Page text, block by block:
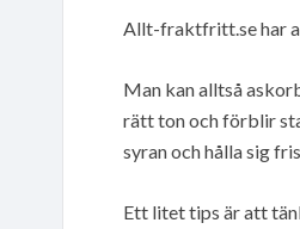
Allt-fraktfritt.se har
Man kan alltså
rätt ton och förblir
syran och hålla sig
Ett litet tips är att